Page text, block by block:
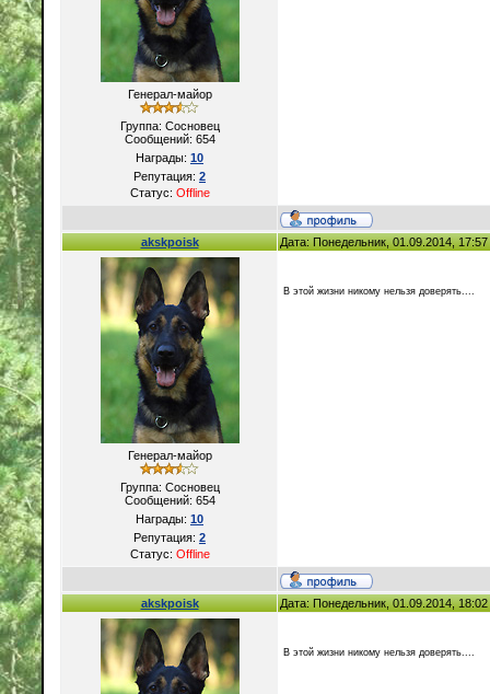
Генерал-майор
Группа: Сосновец
Сообщений: 654
Награды: 10
Репутация: 2
Статус: Offline
akskpoisk Дата: Понедельник, 01.09.2014,
Генерал-майор
Группа: Сосновец
Сообщений: 654
Награды: 10
Репутация: 2
Статус: Offline
В этой жизни никому нельзя доверять....
akskpoisk Дата: Понедельник, 01.09.2014,
В этой жизни никому нельзя доверять....